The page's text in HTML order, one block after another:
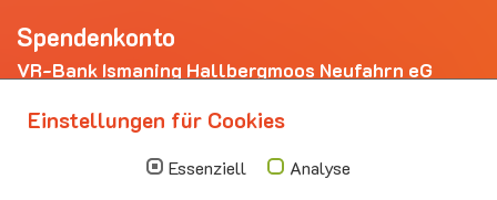
Spendenkonto
VR-Bank Ismaning Hallbergmoos Neufahrn eG
Die nächsten Termine
10.00 - 11.00
Einstellungen für Cookies
Essenziell
Analyse